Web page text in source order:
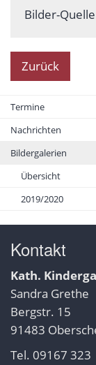
Bilder-
Zurück
Termine
Nachrichten
Bildergalerien
Übersicht
2019/2020
Kontakt
Kath.
Sandra Grethe
Bergstr. 15
91483
Tel. 09167 323